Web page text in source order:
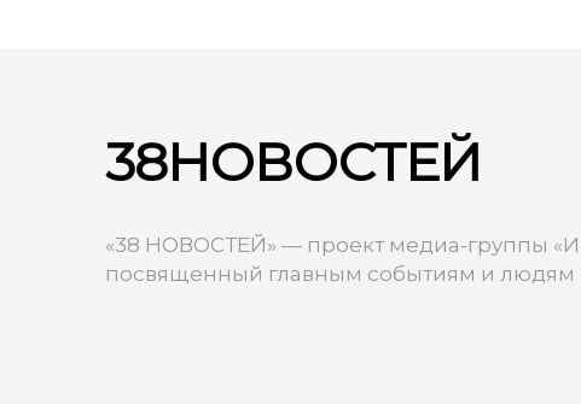
38НОВОСТЕЙ
«38 НОВОСТЕЙ» — проект медиа-группы
посвященный главным событиям и людям